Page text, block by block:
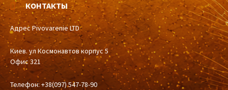
КОНТАКТЫ
Адрес Pivovarenie LTD
Киев. ул Космонавтов корпус 5
Офис 321
Телефон: +38(097) 547-78-90